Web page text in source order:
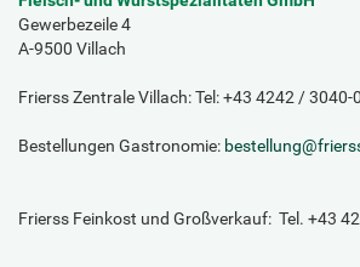
Gewerbezeile 4
A-9500 Villach
Frierss Zentrale Villach: Tel: +43 4242 / 3040-0
Bestellungen Gastronomie: bestellung@
Frierss Feinkost und Großverkauf: Tel. +43